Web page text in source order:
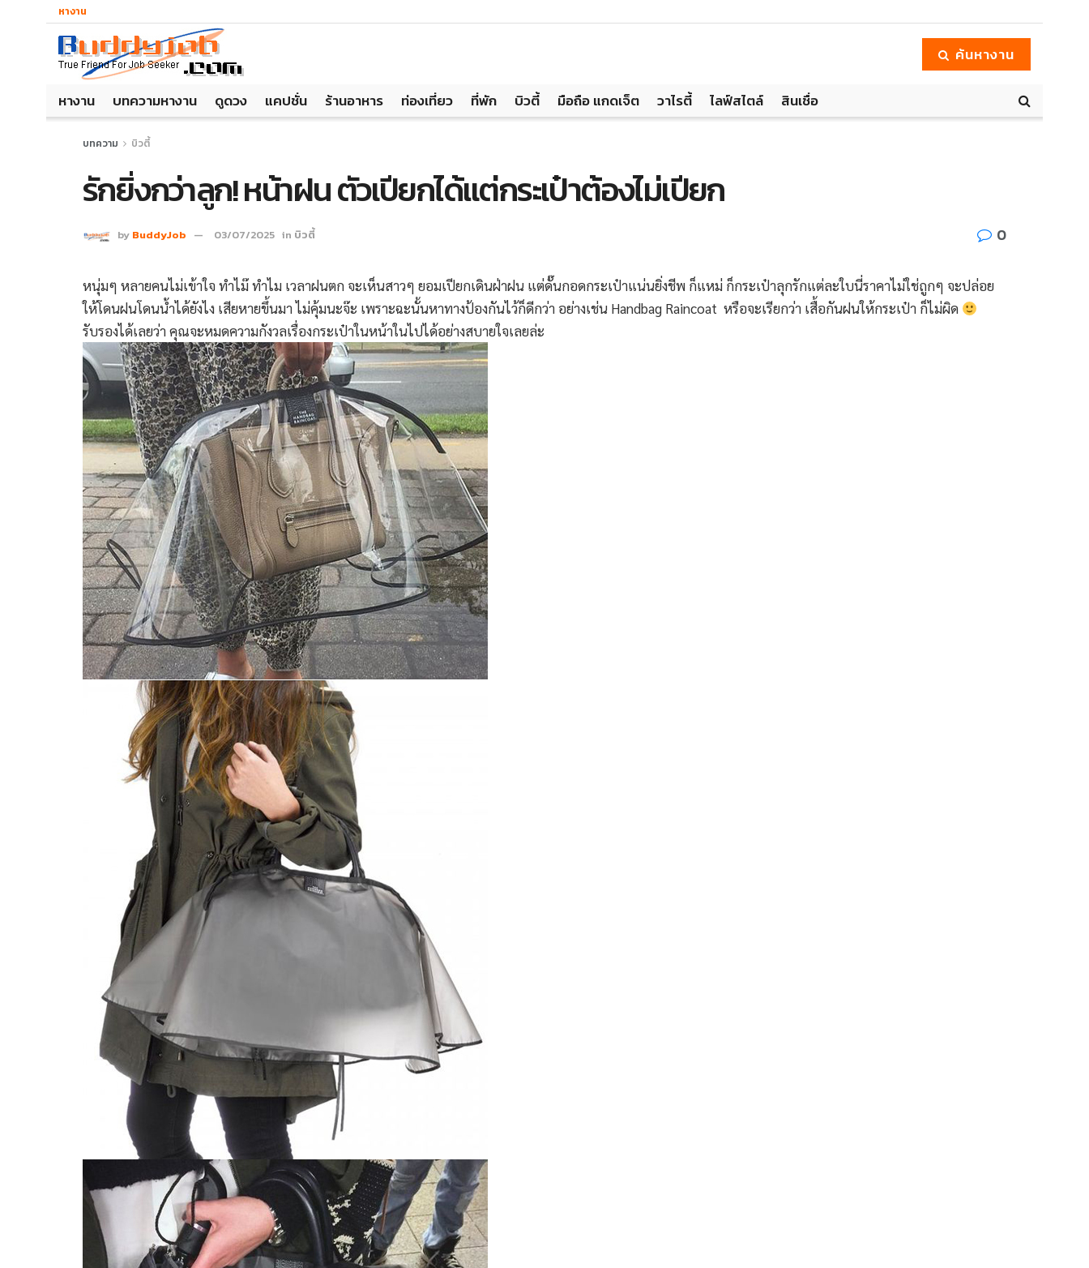
หางาน
ค้นหางาน
หางาน บทความหางาน ดูดวง แคปชั่น ร้านอาหาร ท่องเที่ยว ที่พัก บิวตี้ มือถือ แกดเจ็ต วาไรตี้ ไลฟ์สไตล์ สินเชื่อ
บทความ บิวตี้
รักยิ่งกว่าลูก! หน้าฝน ตัวเปียกได้แต่กระเป๋าต้องไม่เปียก
by BuddyJob 03/07/2025 in บิวตี้ 0
หนุ่มๆ หลายคนไม่เข้าใจ ทำไม๊ ทำไม เวลาฝนตก จะเห็นสาวๆ ยอมเปียกเดินฝ่าฝน แต่ดั๊นกอดกระเป๋าแน่นยิ่งชีพ ก็แหม่ ก็กระเป๋าลุกรักแต่ละใบนี่ราคาไม่ใช่ถูกๆ จะปล่อย
ให้โดนฝนโดนน้ำได้ยังไง เสียหายขึ้นมา ไม่คุ้มนะจ๊ะ เพราะฉะนั้นหาทางป้องกันไว้ก็ดีกว่า อย่างเช่น Handbag Raincoat หรือจะเรียกว่า เสื้อกันฝนให้กระเป๋า ก็ไม่ผิด
รับรองได้เลยว่า คุณจะหมดความกังวลเรื่องกระเป๋าในหน้าในไปได้อย่างสบายใจเลยล่ะ